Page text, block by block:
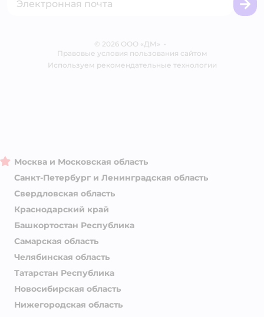
Блог
© 2026 ООО «ДМ» •
Правовые условия пользования сайтом
Используем рекомендательные технологии
Москва и Московская область
Санкт-Петербург и Ленинградская область
Свердловская область
Краснодарский край
Башкортостан Республика
Самарская область
Челябинская область
Татарстан Республика
Новосибирская область
Нижегородская область